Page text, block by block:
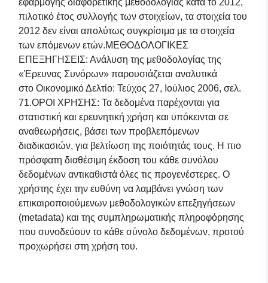
εφαρμογής διαφορετικής μεθοδολογίας κατά το 2012,
πιλοτικό έτος συλλογής των στοιχείων, τα στοιχεία του
2012 δεν είναι απολύτως συγκρίσιμα με τα στοιχεία
των επόμενων ετών.ΜΕΘΟΔΟΛΟΓΙΚΕΣ
ΕΠΕΞΗΓΗΣΕΙΣ: Ανάλυση της μεθοδολογίας της
«Έρευνας Συνόρων» παρουσιάζεται αναλυτικά
στο Οικονομικό Δελτίο: Τεύχος 27, Ιούλιος 2006, σελ.
71.ΟΡΟΙ ΧΡΗΣΗΣ: Τα δεδομένα παρέχονται για
στατιστική και ερευνητική χρήση και υπόκεινται σε
αναθεωρήσεις, βάσει των προβλεπόμενων
διαδικασιών, για βελτίωση της ποιότητάς τους. Η πιο
πρόσφατη διαθέσιμη έκδοση του κάθε συνόλου
δεδομένων αντικαθιστά όλες τις προγενέστερες. Ο
χρήστης έχει την ευθύνη να λαμβάνει γνώση των
επικαιροποιούμενων μεθοδολογικών επεξηγήσεων
(metadata) και της συμπληρωματικής πληροφόρησης
που συνοδεύουν το κάθε σύνολο δεδομένων, προτού
προχωρήσει στη χρήση του.​​​